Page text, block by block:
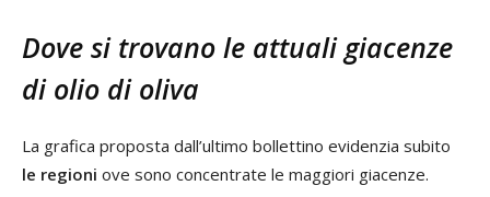
Dove si trovano le attuali giacenze
di olio di oliva
La grafica proposta dall’ultimo bollettino evidenzia subito
le regioni ove sono concentrate le maggiori giacenze.